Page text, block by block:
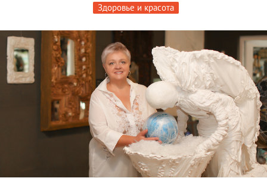
Здоровье и красота